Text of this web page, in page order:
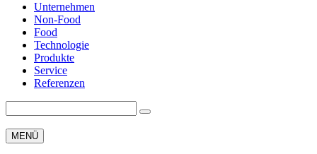
Unternehmen
Non-Food
Food
Technologie
Produkte
Service
Referenzen
MENÜ